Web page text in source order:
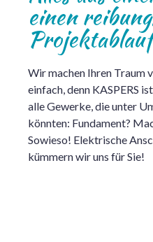
einen
Projektablauf
Wir machen Ihren Traum
einfach, denn KASPERS
alle Gewerke, die unter
könnten: Fundament?
Sowieso! Elektrische
kümmern wir uns für Sie!